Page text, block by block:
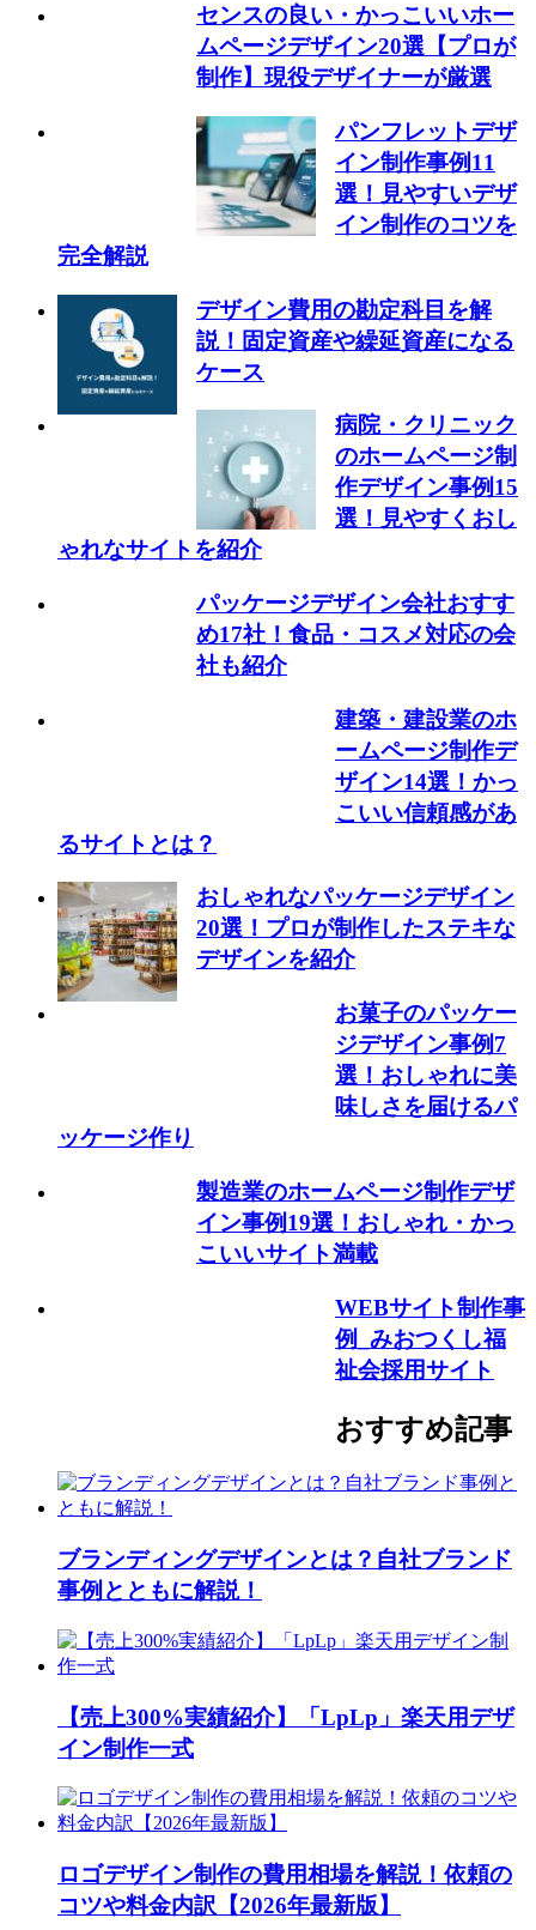
センスの良い・かっこいいホー
ムページデザイン20選【プロが
制作】現役デザイナーが厳選
パンフレットデザ
イン制作事例11
選！見やすいデザ
イン制作のコツを
完全解説
デザイン費用の勘定科目を解
説！固定資産や繰延資産になる
ケース
病院・クリニック
のホームページ制
作デザイン事例15
選！見やすくおし
ゃれなサイトを紹介
パッケージデザイン会社おすす
め17社！食品・コスメ対応の会
社も紹介
建築・建設業のホ
ームページ制作デ
ザイン14選！かっ
こいい信頼感があ
るサイトとは？
おしゃれなパッケージデザイン
20選！プロが制作したステキな
デザインを紹介
お菓子のパッケー
ジデザイン事例7
選！おしゃれに美
味しさを届けるパ
ッケージ作り
製造業のホームページ制作デザ
イン事例19選！おしゃれ・かっ
こいいサイト満載
WEBサイト制作事
例_みおつくし福
祉会採用サイト
おすすめ記事
ブランディングデザインとは？自社ブランド
事例とともに解説！
【売上300%実績紹介】「LpLp」楽天用デザ
イン制作一式
ロゴデザイン制作の費用相場を解説！依頼の
コツや料金内訳【2026年最新版】